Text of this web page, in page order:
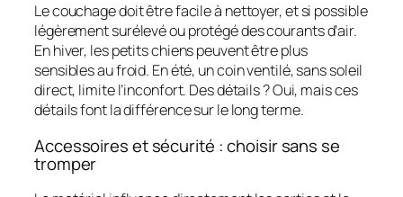
Le couchage doit être facile à nettoyer, et si possible
légèrement surélevé ou protégé des courants d’air.
En hiver, les petits chiens peuvent être plus
sensibles au froid. En été, un coin ventilé, sans soleil
direct, limite l’inconfort. Des détails ? Oui, mais ces
détails font la différence sur le long terme.
Accessoires et sécurité : choisir sans se
tromper